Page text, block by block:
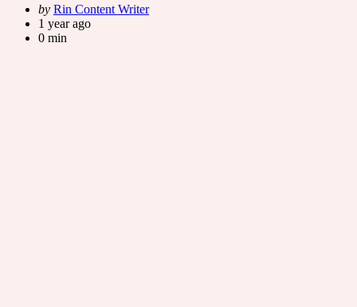
Posted
by
by Rin Content Writer
1 year ago
0 min